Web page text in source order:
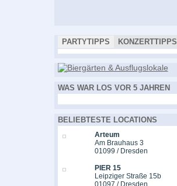
PARTYTIPPS KONZERTTIPPS
WAS WAR LOS VOR 5 JAHREN
BELIEBTESTE LOCATIONS
Arteum
Am Brauhaus 3
01099 / Dresden
PIER 15
Leipziger Straße 15b
01097 / Dresden